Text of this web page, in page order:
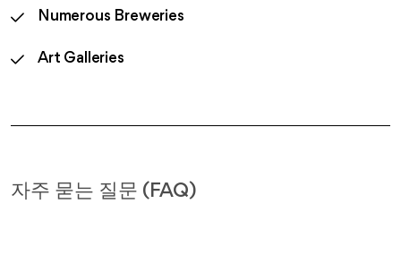
Numerous Breweries
Art Galleries
자주 묻는 질문 (FAQ)